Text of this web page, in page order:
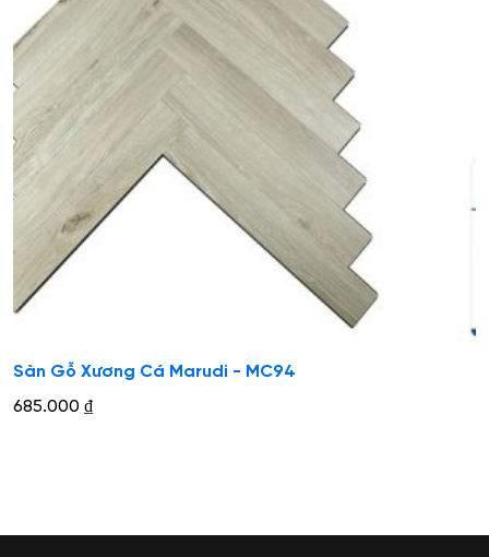
Sàn Gỗ Xương Cá Marudi - MC94
685.000 ₫